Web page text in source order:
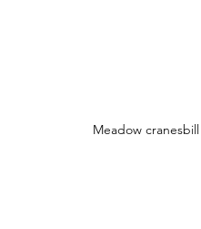
Meadow cranesbill